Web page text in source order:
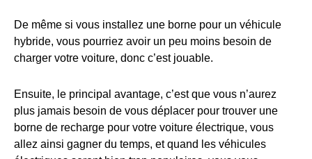
De même si vous installez une borne pour un véhicule
hybride, vous pourriez avoir un peu moins besoin de
charger votre voiture, donc c’est jouable.
Ensuite, le principal avantage, c’est que vous n’aurez
plus jamais besoin de vous déplacer pour trouver une
borne de recharge pour votre voiture électrique, vous
allez ainsi gagner du temps, et quand les véhicules